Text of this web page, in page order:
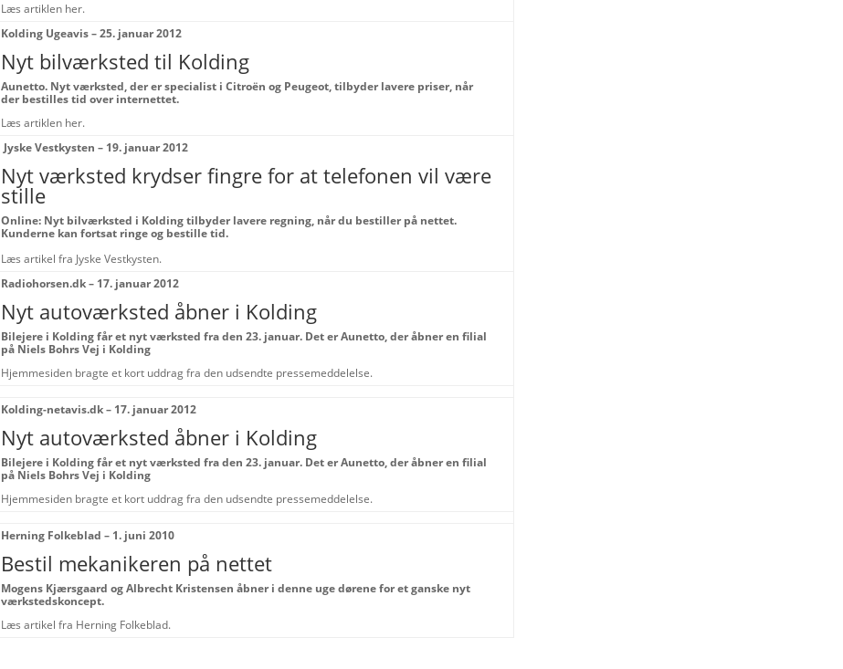
Læs artiklen her.
Kolding Ugeavis – 25. januar 2012
Nyt bilværksted til Kolding
Aunetto. Nyt værksted, der er specialist i Citroën og Peugeot, tilbyder lavere priser, når
der bestilles tid over internettet.
Læs artiklen her.
Jyske Vestkysten – 19. januar 2012
Nyt værksted krydser fingre for at telefonen vil være
stille
Online: Nyt bilværksted i Kolding tilbyder lavere regning, når du bestiller på nettet.
Kunderne kan fortsat ringe og bestille tid.
Læs artikel fra Jyske Vestkysten.
Radiohorsen.dk – 17. januar 2012
Nyt autoværksted åbner i Kolding
Bilejere i Kolding får et nyt værksted fra den 23. januar. Det er Aunetto, der åbner en filial
på Niels Bohrs Vej i Kolding
Hjemmesiden bragte et kort uddrag fra den udsendte pressemeddelelse.
Kolding-netavis.dk – 17. januar 2012
Nyt autoværksted åbner i Kolding
Bilejere i Kolding får et nyt værksted fra den 23. januar. Det er Aunetto, der åbner en filial
på Niels Bohrs Vej i Kolding
Hjemmesiden bragte et kort uddrag fra den udsendte pressemeddelelse.
Herning Folkeblad – 1. juni 2010
Bestil mekanikeren på nettet
Mogens Kjærsgaard og Albrecht Kristensen åbner i denne uge dørene for et ganske nyt
værkstedskoncept.
Læs artikel fra Herning Folkeblad.